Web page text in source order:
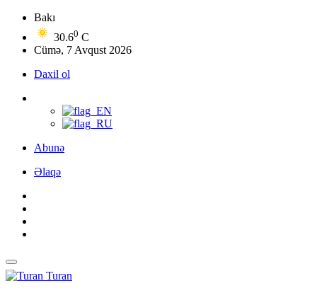
Bakı
30.60 C
Cümə, 7 Avqust 2026
Daxil ol
Abunə
Əlaqə
Turan